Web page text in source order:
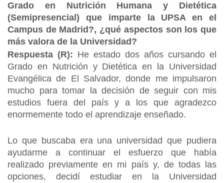
Grado en Nutrición Humana y Dietética
(Semipresencial) que imparte la UPSA en el
Campus de Madrid?, ¿qué aspectos son los que
más valora de la Universidad?
Respuesta (R): He estado dos años cursando el
Grado en Nutrición y Dietética en la Universidad
Evangélica de El Salvador, donde me impulsaron
mucho para tomar la decisión de seguir con mis
estudios fuera del país y a los que agradezco
enormemente todo el aprendizaje enseñado.
Lo que buscaba era una universidad que pudiera
ayudarme a continuar el esfuerzo que había
realizado previamente en mi país y, de todas las
opciones, decidí estudiar en la Universidad